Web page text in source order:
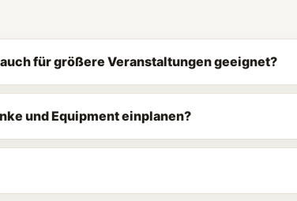
für größere Veranstaltungen geeignet?
und Equipment einplanen?